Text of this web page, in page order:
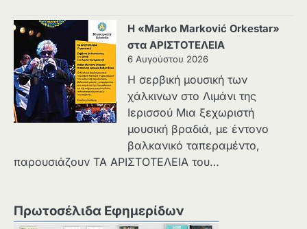
Η «Marko Marković Orkestar»
στα ΑΡΙΣΤΟΤΕΛΕΙΑ
6 Αυγούστου 2026
Η σερβική μουσική των
χάλκινων στο Λιμάνι της
Ιερισσού Μια ξεχωριστή
μουσική βραδιά, με έντονο
βαλκανικό ταπεραμέντο,
παρουσιάζουν ΤΑ ΑΡΙΣΤΟΤΕΛΕΙΑ του…
Πρωτοσέλιδα Εφημερίδων